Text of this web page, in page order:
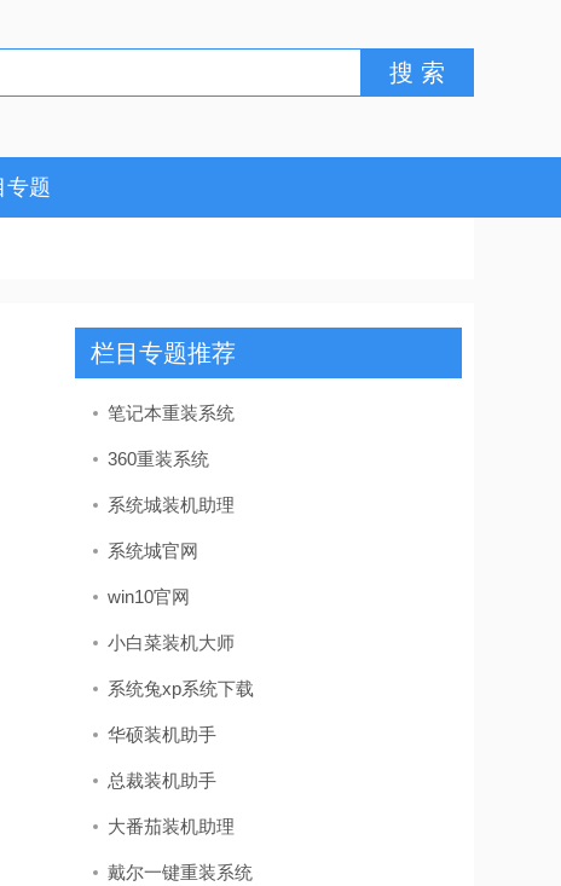
专题
栏目专题推荐
笔记本重装系统
360重装系统
系统城装机助理
系统城官网
win10官网
小白菜装机大师
系统兔xp系统下载
华硕装机助手
总裁装机助手
大番茄装机助理
戴尔一键重装系统